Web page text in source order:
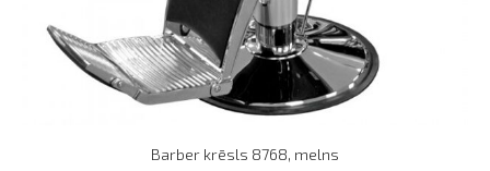
Barber krēsls 8768, melns